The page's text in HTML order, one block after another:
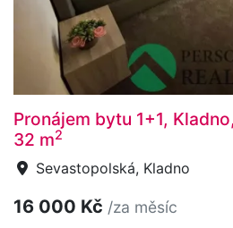
Pronájem bytu 1+1,
32 m2
Sevastopolská, Kladno
16 000 Kč /za měsíc